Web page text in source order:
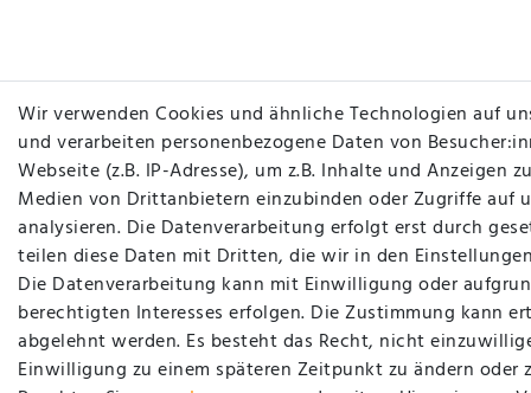
Wir verwenden Cookies und ähnliche Technologien auf
und verarbeiten personenbezogene Daten von
Webseite (z.B. IP-Adresse), um z.B. Inhalte und Anzeigen
Medien von Drittanbietern einzubinden oder Zugriffe auf
analysieren. Die Datenverarbeitung erfolgt erst durch
teilen diese Daten mit Dritten, die wir in den
Die Datenverarbeitung kann mit Einwilligung oder
berechtigten Interesses erfolgen. Die Zustimmung kann
abgelehnt werden. Es besteht das Recht, nicht
Einwilligung zu einem späteren Zeitpunkt zu ändern oder